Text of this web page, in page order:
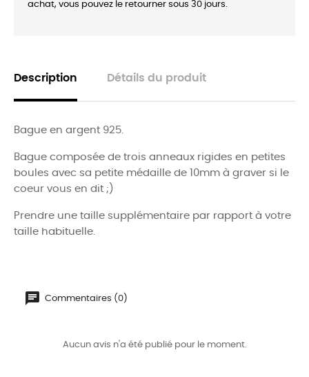
achat, vous pouvez le retourner sous 30 jours.
Description Détails du produit
Bague en argent 925.
Bague composée de trois anneaux rigides en petites
boules avec sa petite médaille de 10mm à graver si le
coeur vous en dit ;)
Prendre une taille supplémentaire par rapport à votre
taille habituelle.
Commentaires (0)
Aucun avis n'a été publié pour le moment.